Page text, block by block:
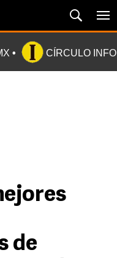
CÍRCULO
de